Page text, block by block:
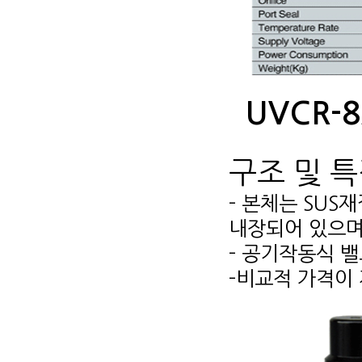
UVCR-
구조 및
- 본체는 SUS
내장되어 있으
- 공기작동식
-비교적 가격이